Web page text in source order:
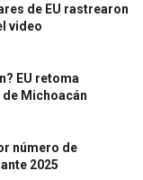
de EU rastrearon
video
EU retoma
Michoacán
número de
2025